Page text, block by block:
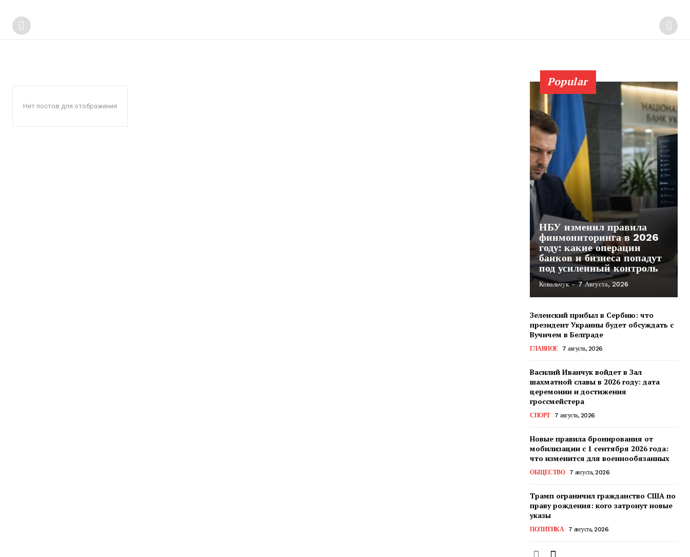
Нет постов для отображения
Popular
НБУ изменил правила
финмониторинга в 2026
году: какие операции
банков и бизнеса попадут
под усиленный контроль
Ковальчук - 7 Августа, 2026
Зеленский прибыл в Сербию: что
президент Украины будет обсуждать с
Вучичем в Белграде
ГЛАВНОЕ 7 августа, 2026
Василий Иванчук войдет в Зал
шахматной славы в 2026 году: дата
церемонии и достижения
гроссмейстера
СПОРТ 7 августа, 2026
Новые правила бронирования от
мобилизации с 1 сентября 2026 года:
что изменится для военнообязанных
ОБЩЕСТВО 7 августа, 2026
Трамп ограничил гражданство США по
праву рождения: кого затронут новые
указы
ПОЛИТИКА 7 августа, 2026